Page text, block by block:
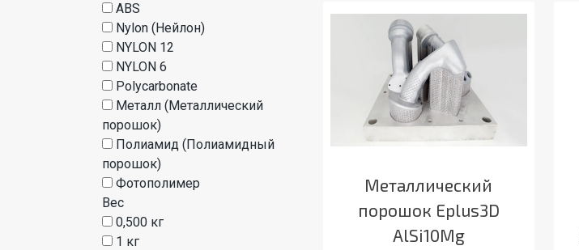
ABS
Nylon (Нейлон)
NYLON 12
NYLON 6
Polycarbonate
Металл (Металлический
порошок)
Полиамид (Полиамидный
порошок)
Фотополимер
Вес
0,500 кг
1 кг
Металлический
порошок Eplus3D
AlSi10Mg